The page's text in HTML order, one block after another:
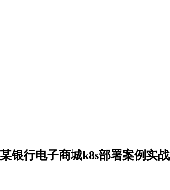
银行电子商城k8s部署案例实战